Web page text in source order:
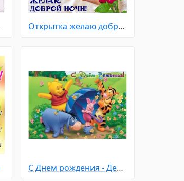
Открытка желаю доброй ночи - милый спящий ребенок и розы
С Днем рождения - Детям